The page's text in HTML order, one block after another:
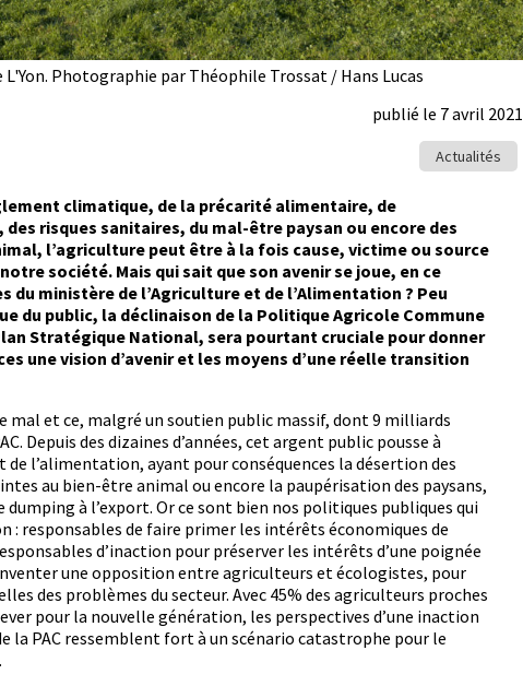
L'Yon. Photographie par Théophile Trossat / Hans Lucas
publié le 7 avril 2021
Actualités
cli­ma­tique, de la pré­car­ité ali­men­taire, de
risques san­i­taires, du mal-être paysan ou encore des
l’a­gri­cul­ture peut être à la fois cause, vic­time ou source
société. Mais qui sait que son avenir se joue, en ce
du min­istère de l’Agriculture et de l’Alimentation ? Peu
du pub­lic, la décli­nai­son de la Poli­tique Agri­cole Com­mune
Stratégique Nation­al, sera pour­tant cru­ciale pour don­ner
une vision d’avenir et les moyens d’une réelle tran­si­tion
mal et ce, mal­gré un sou­tien pub­lic mas­sif, dont 9 mil­liards
Depuis des dizaines d’années, cet argent pub­lic pousse à
l’alimentation, ayant pour con­séquences la déser­tion des
au bien-être ani­mal ou encore la paupéri­sa­tion des paysans,
dump­ing à l’export. Or ce sont bien nos poli­tiques publiques qui
: respon­s­ables de faire primer les intérêts économiques de
d’i­n­ac­tion pour préserv­er les intérêts d’une poignée
une oppo­si­tion entre agricul­teurs et écol­o­gistes, pour
des prob­lèmes du secteur. Avec 45% des agricul­teurs proches
pour la nou­velle généra­tion, les per­spec­tives d’une inac­tion
la PAC ressem­blent fort à un scé­nario cat­a­stro­phe pour le